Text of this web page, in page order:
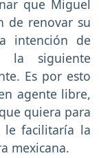
que Miguel
de renovar su
intención de
la siguiente
Es por esto
agente libre,
quiera para
le facilitaría la
mexicana.